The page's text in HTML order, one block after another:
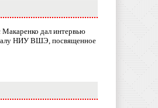
Макаренко дал интервью
НИУ ВШЭ, посвященное